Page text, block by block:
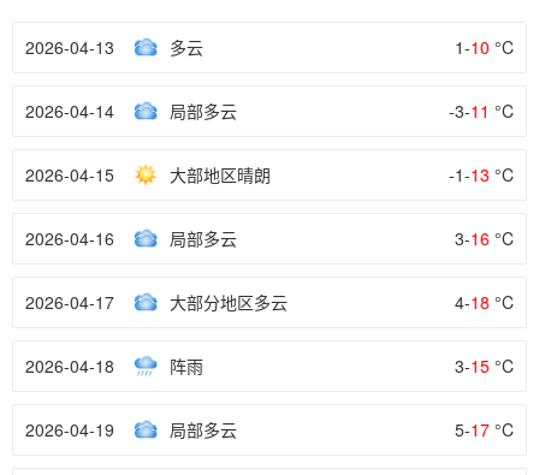
2026-04-13 多云 1-10 °C
2026-04-14 局部多云 -3-11 °C
2026-04-15 大部地区晴朗 -1-13 °C
2026-04-16 局部多云 3-16 °C
2026-04-17 大部分地区多云 4-18 °C
2026-04-18 阵雨 3-15 °C
2026-04-19 局部多云 5-17 °C